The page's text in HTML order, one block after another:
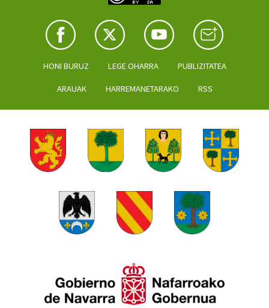
HONI BURUZ LEGE OHARRA PUBLIZITATEA
ARAUAK HARREMANETARAKO RSS